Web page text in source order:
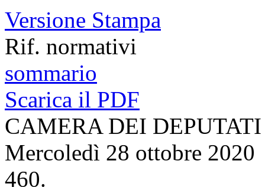
Versione Stampa
Rif. normativi
sommario
Scarica il PDF
CAMERA DEI DEPUTATI
Mercoledì 28 ottobre 2020
460.